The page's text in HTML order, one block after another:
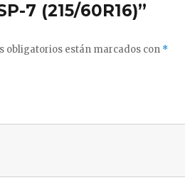
7 (215/60R16)”
obligatorios están marcados con *